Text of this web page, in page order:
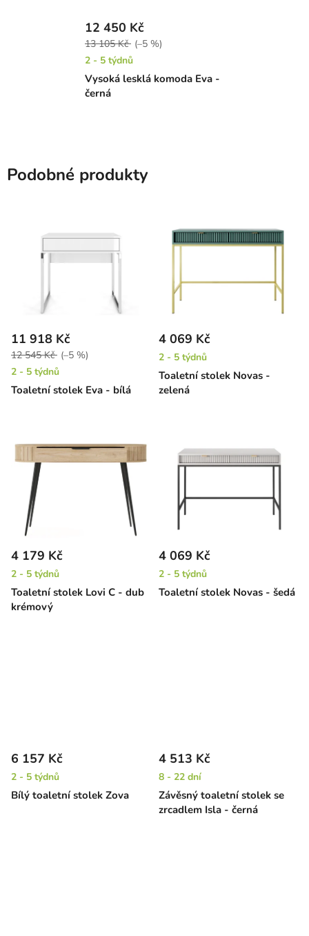
Vysoká lesklá komoda Eva -
černá
12 450 Kč
13 105 Kč (–5 %)
2 - 5 týdnů
Podobné produkty
Toaletní stolek Eva - bílá
11 918 Kč
12 545 Kč (–5 %)
2 - 5 týdnů
Toaletní stolek Novas -
zelená
4 069 Kč
2 - 5 týdnů
Toaletní stolek Lovi C - dub
krémový
4 179 Kč
2 - 5 týdnů
Toaletní stolek Novas - šedá
4 069 Kč
2 - 5 týdnů
Bílý toaletní stolek Zova
6 157 Kč
2 - 5 týdnů
Závěsný toaletní stolek se
zrcadlem Isla - černá
4 513 Kč
8 - 22 dní